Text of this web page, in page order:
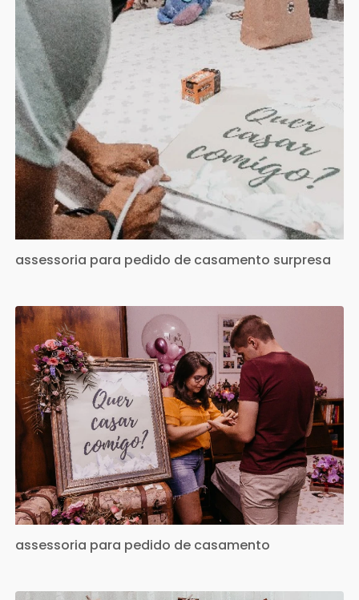
assessoria para pedido de casamento surpresa
assessoria para pedido de casamento